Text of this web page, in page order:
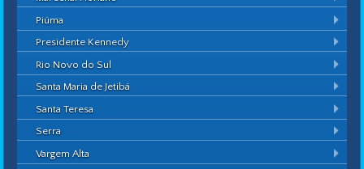
Piúma
Presidente Kennedy
Rio Novo do Sul
Santa Maria de Jetibá
Santa Teresa
Serra
Vargem Alta